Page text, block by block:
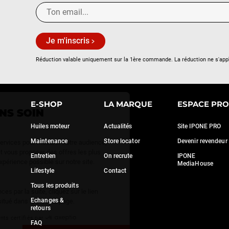
DE VOUS
Nous utilisons quelques services pour mesurer notre audience,
générer des statistiques et vous proposer des offres les plus
adaptées et la meilleure expérience possible sur notre site.
C'est OK pour vous ?
Pour modifier vos préférences par la suite, cliquez sur le lien
'Préférences de cookies' situé dans le pied de page.
Je m'inscris
Réduction valable uniquement sur la 1ère commande. La réduction ne
E-SHOP
Huiles moteur
Maintenance
Entretien
Lifestyle
Tous les produits
Echanges &
retours
FAQ
LA MARQUE
Actualités
Store locator
On recrute
Contact
ESPACE PRO
Site IPONE PRO
Devenir revendeur
IPONE
MediaHouse